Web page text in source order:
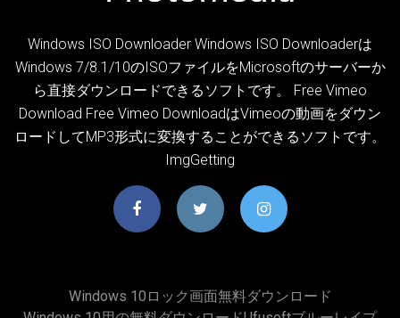
Windows ISO Downloader Windows ISO Downloaderは
Windows 7/8.1/10のISOファイルをMicrosoftのサーバーか
ら直接ダウンロードできるソフトです。 Free Vimeo
Download Free Vimeo DownloadはVimeoの動画をダウン
ロードしてMP3形式に変換することができるソフトです。
ImgGetting
Windows 10ロック画面無料ダウンロード